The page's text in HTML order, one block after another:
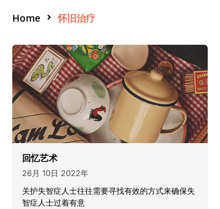
Home 怀旧治疗
回忆艺术
26月 10日 2022年
关护失智症人士往往需要寻找有效的方式来确保失
智症人士过着有意